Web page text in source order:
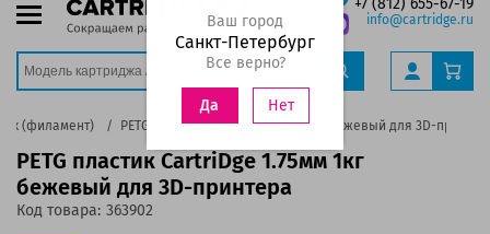
+7 (812) 655-67-19
info@cartridge.ru
Ваш город
Санкт-Петербург
Все верно?
Да Нет
(филамент) PETG пластик CartriDge 1.75мм 1кг бежевый для 3D-
PETG пластик CartriDge 1.75мм 1кг
бежевый для 3D-принтера
Код товара: 363902